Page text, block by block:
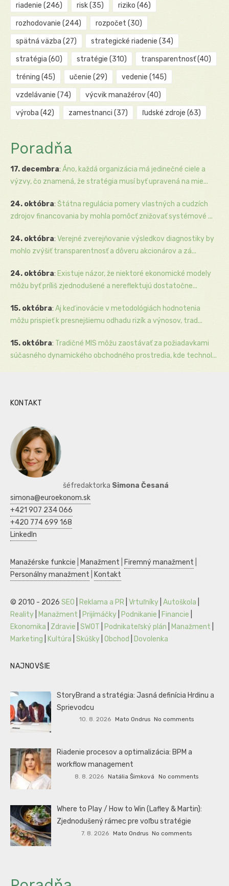
riadenie (246) risk(35) riziko (46)
rozhodovanie (244) rozpočet (30)
spätná väzba (27) strategické riadenie (34)
stratégia (60) stratégie (310) transparentnosť(40)
tréning (45) učenie (29) vedenie (145)
vzdelávanie (74) výcvik manažérov(40)
výroba (42) zamestnanci (37) ľudské zdroje (63)
Poradňa
17. decembra: Áno, každá organizácia má jedinečné ciele a
výzvy, čo znamená, že stratégia musí byť upravená na mie...
24. októbra: Štátna regulácia pomery vlastných a cudzích
zdrojov financovania by mohla pomôcť znižovať systémové ...
24. októbra: Verejné zverejňovanie výsledkov diagnostiky by
mohlo zvýšiť transparentnosť a dôveru akcionárov a zá...
24. októbra: Existuje názor, že niektoré ekonomické modely
môžu byť príliš zjednodušené a nereflektujú dostatočne...
15. októbra: Aj keď inovácie v metodológiách hodnotenia
môžu prispieť k presnejšiemu odhadu rizík a výnosov, trad...
15. októbra: Tradičné MIS môžu zaostávať za požiadavkami
súčasného dynamického obchodného prostredia, kde technol...
KONTAKT
šéfredaktorka Simona Česaná
simona@euroekonom.sk
+421 907 234 066
+420 774 699 168
LinkedIn
Manažérske funkcie Manažment Firemný manažment
Personálny manažment
Kontakt
© 2010 - 2026 SEO Reklama a PR Vrtuľníky Autoškola
Reality
Manažment Prijímáčky Podnikanie Financie
Ekonomika
Zdravie SWOT Podnikateľský plán Manažment
Marketing
Kultúra Skúšky Obchod Dovolenka
NAJNOVŠIE
StoryBrand a stratégia: Jasná definícia Hrdinu a
Sprievodcu
10. 8. 2026 Mato Ondrus No comments
Riadenie procesov a optimalizácia: BPM a
workflow management
8. 8. 2026 Natália Šimková No comments
Where to Play / How to Win (Lafley & Martin):
Zjednodušený rámec pre voľbu stratégie
7. 8. 2026 Mato Ondrus No comments